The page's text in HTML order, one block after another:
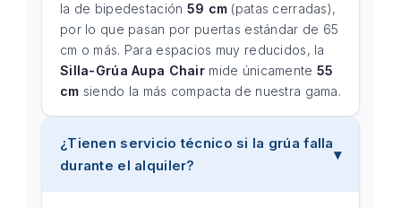
la de bipedestación 59 cm (patas cerradas),
por lo que pasan por puertas estándar de 65
cm o más. Para espacios muy reducidos, la
Silla-Grúa Aupa Chair mide únicamente 55
cm siendo la más compacta de nuestra gama.
¿Tienen servicio técnico si la grúa falla
durante el alquiler?